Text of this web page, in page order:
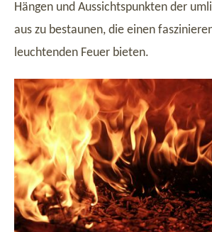
Hängen und Aussichtspunkten der
aus zu bestaunen, die einen
leuchtenden Feuer bieten.